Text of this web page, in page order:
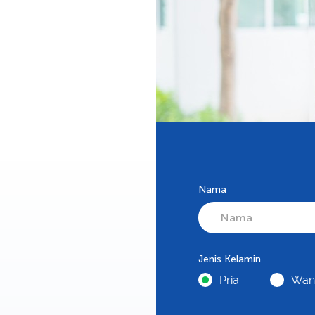
Nama
Jenis Kelamin
Pria